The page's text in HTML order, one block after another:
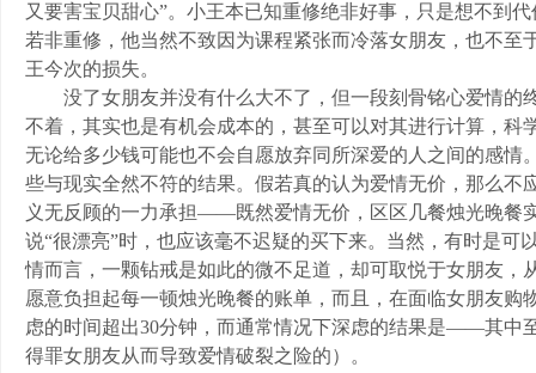
又要害宝贝甜心”。小王本已知重修绝非好事，只是想不
若非重修，他当然不致因为课程紧张而冷落女朋友，也不
王今次的损失。
没了女朋友并没有什么大不了，但一段刻骨铭心爱情的
不着，其实也是有机会成本的，甚至可以对其进行计算，
无论给多少钱可能也不会自愿放弃同所深爱的人之间的感
些与现实全然不符的结果。假若真的认为爱情无价，那么
义无反顾的一力承担——既然爱情无价，区区几餐烛光晚餐
说“很漂亮”时，也应该毫不迟疑的买下来。当然，有时是
情而言，一颗钻戒是如此的微不足道，却可取悦于女朋友
愿意负担起每一顿烛光晚餐的账单，而且，在面临女朋友
虑的时间超出30分钟，而通常情况下深虑的结果是——其中
得罪女朋友从而导致爱情破裂之险的）。